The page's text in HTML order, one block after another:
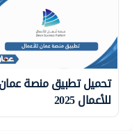
تحميل تطبيق منصة عمان
للأعمال 2025